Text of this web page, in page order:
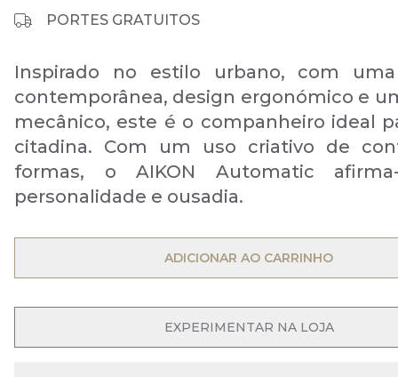
PORTES GRATUITOS
Inspirado no estilo urbano, com
contemporânea, design ergonómico e
mecânico, este é o companheiro ideal
citadina. Com um uso criativo de
formas, o AIKON Automatic
personalidade e ousadia.
OPEN MENU
ADICIONAR AO CARRINHO
OPEN MENU
EXPERIMENTAR NA LOJA